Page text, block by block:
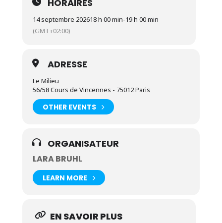
HORAIRES
14 septembre 202618 h 00 min-19 h 00 min
(GMT+02:00)
ADRESSE
Le Milieu
56/58 Cours de Vincennes - 75012 Paris
OTHER EVENTS
ORGANISATEUR
LARA BRUHL
LEARN MORE
EN SAVOIR PLUS